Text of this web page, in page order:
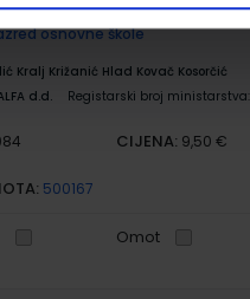
DRUŠTVO I JA 2; radna bilježnica
osnovne škole
Kralj Križanić Hlad Kovač Kosorčić
d.d. Registarski broj ministarstva:
CIJENA: 9,50 €
500167
Omot